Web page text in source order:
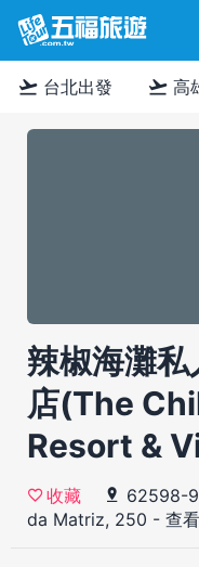
flight_takeoff 台北出發 flight_takeoff 高
辣椒海灘
店(The
Resort &
收藏
62598-
da Matriz, 250 - 查